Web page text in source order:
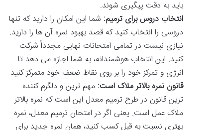
باید به دقت پیگیری شوند.
انتخاب دروس برای ترمیم: شما این امکان را دارید که تنها
دروسی را انتخاب کنید که قصد بهبود نمره آن ها را دارید.
نیازی نیست در تمامی امتحانات نهایی مجدداً شرکت
کنید. این انتخاب هوشمندانه، به شما اجازه می دهد تا
انرژی و تمرکز خود را بر روی نقاط ضعف خود متمرکز کنید.
قانون نمره بالاتر ملاک است: مهم ترین و دلگرم کننده
ترین قانون در طرح ترمیم معدل این است که نمره بالاتر
ملاک عمل است. یعنی اگر در امتحان ترمیم معدل، نمره
بهتری نسبت به قبل کسب کنید، همان نمره جدید برای